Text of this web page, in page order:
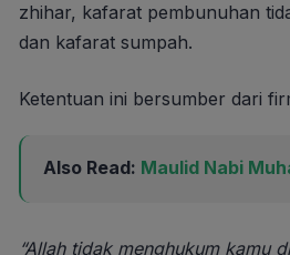
zhihar, kafarat pembunuhan
dan kafarat sumpah.
Ketentuan ini bersumber dari
Also Read: Maulid Nabi
“Allah tidak menghukum kamu